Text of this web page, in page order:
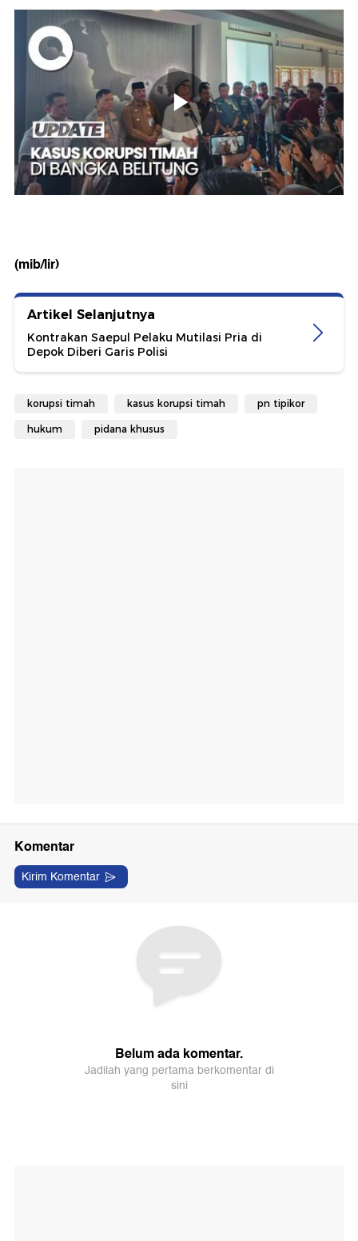
(mib/lir)
Artikel Selanjutnya
Kontrakan Saepul Pelaku Mutilasi Pria di
Depok Diberi Garis Polisi
korupsi timah kasus korupsi timah pn tipikor
hukum pidana khusus